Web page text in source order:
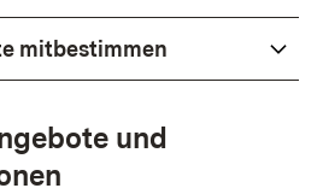
mitbestimmen
und